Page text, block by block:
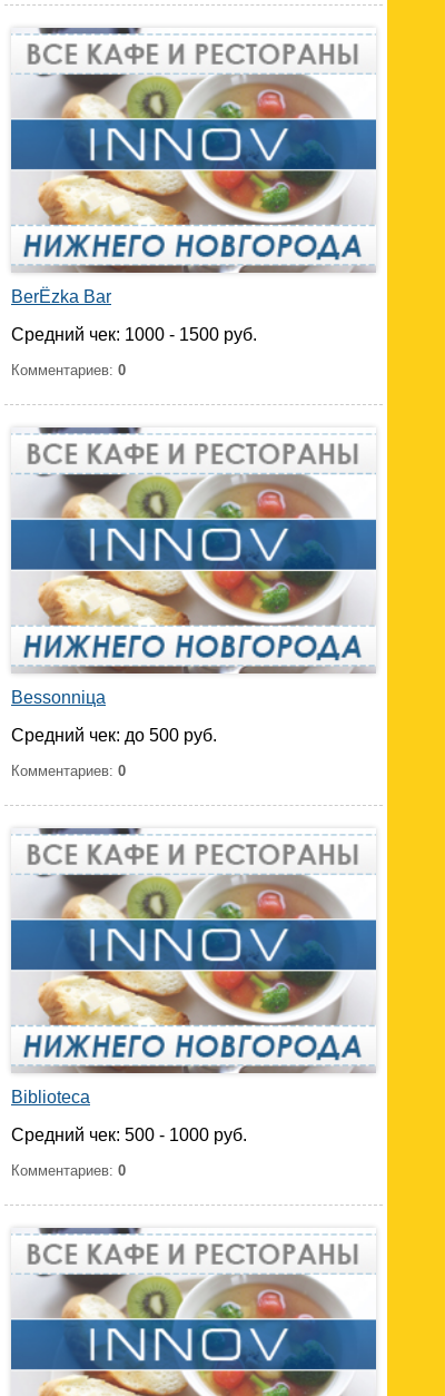
BerЁzka Bar
Средний чек: 1000 - 1500 руб.
Комментариев: 0
Bessonniца
Средний чек: до 500 руб.
Комментариев: 0
Biblioteca
Средний чек: 500 - 1000 руб.
Комментариев: 0